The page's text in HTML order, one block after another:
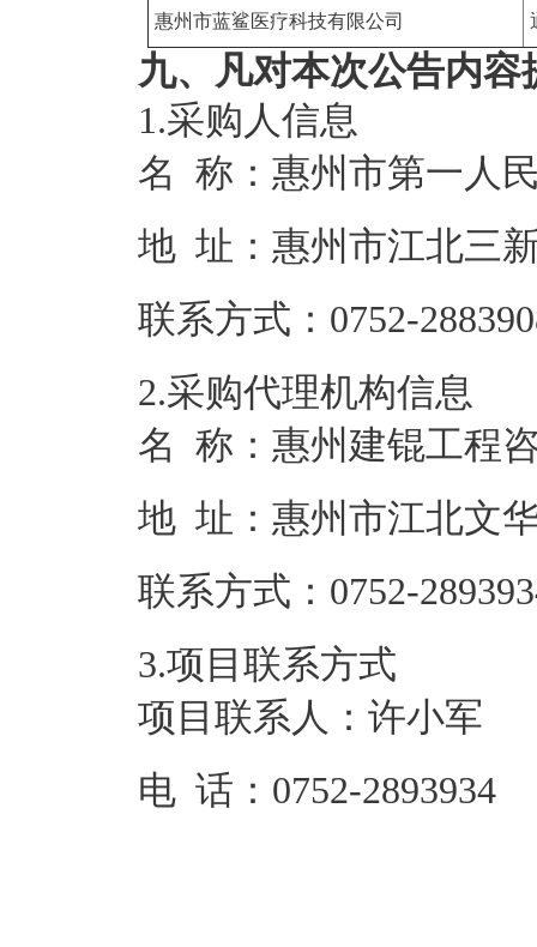
惠州市蓝鲨医疗科技有限公司
九、凡对本次公告内
1.采购人信息
名 称： 惠州市第一人
地 址： 惠州市江北三
联系方式： 0752-
2.采购代理机构信息
名 称： 惠州建锟工程
地 址： 惠州市江北文
联系方式： 0752-
3.项目联系方式
项目联系人： 许小军
电 话： 0752-2893934